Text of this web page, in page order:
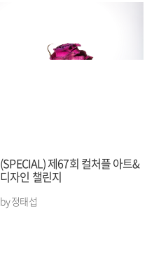
(SPECIAL) 제67회 컬처플 아트&
디자인 챌린지
by 정태섭